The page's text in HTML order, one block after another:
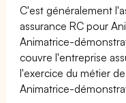
C'est généralement
assurance RC pour
Animatrice-
couvre l'entreprise
l'exercice du métier
Animatrice-